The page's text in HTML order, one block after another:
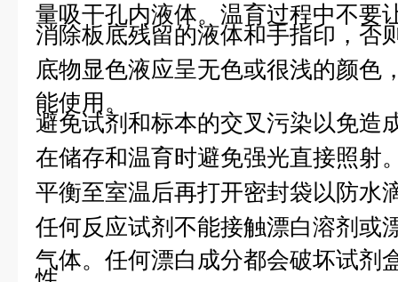
量吸干孔内液体。温育过程中不要
消除板底残留的液体和手指印，否
底物显色液应呈无色或很浅的颜色
能使用。
避免试剂和标本的交叉污染以免造
在储存和温育时避免强光直接照射
平衡至室温后再打开密封袋以防水
任何反应试剂不能接触漂白溶剂或
气体。任何漂白成分都会破坏试剂
性。